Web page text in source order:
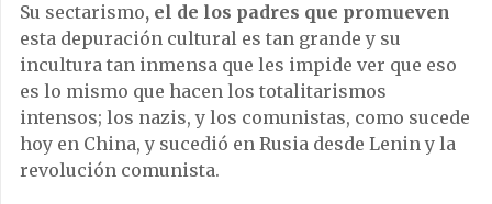
Su sectarismo, el de los padres que promueven
esta depuración cultural es tan grande y su
incultura tan inmensa que les impide ver que eso
es lo mismo que hacen los totalitarismos
intensos; los nazis, y los comunistas, como sucede
hoy en China, y sucedió en Rusia desde Lenin y la
revolución comunista.